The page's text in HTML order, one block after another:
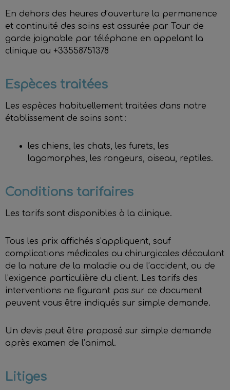
En dehors des heures d’ouverture la permanence
et continuité des soins est assurée par Tour de
garde joignable par téléphone en appelant la
clinique au +33558751378
Espèces traitées
Les espèces habituellement traitées dans notre
établissement de soins sont :
les chiens, les chats, les furets, les
lagomorphes, les rongeurs, oiseau, reptiles.
Conditions tarifaires
Les tarifs sont disponibles à la clinique.
Tous les prix affichés s’appliquent, sauf
complications médicales ou chirurgicales découlant
de la nature de la maladie ou de l’accident, ou de
l’exigence particulière du client. Les tarifs des
interventions ne figurant pas sur ce document
peuvent vous être indiqués sur simple demande.
Un devis peut être proposé sur simple demande
après examen de l’animal.
Litiges